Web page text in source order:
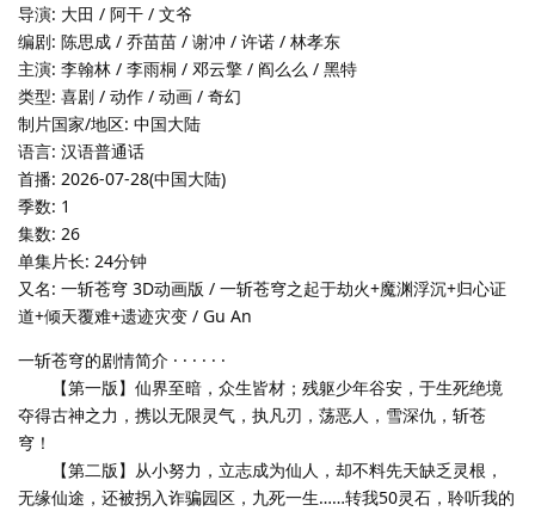
导演: 大田 / 阿干 / 文爷
编剧: 陈思成 / 乔苗苗 / 谢冲 / 许诺 / 林孝东
主演: 李翰林 / 李雨桐 / 邓云擎 / 阎么么 / 黑特
类型: 喜剧 / 动作 / 动画 / 奇幻
制片国家/地区: 中国大陆
语言: 汉语普通话
首播: 2026-07-28(中国大陆)
季数: 1
集数: 26
单集片长: 24分钟
又名: 一斩苍穹 3D动画版 / 一斩苍穹之起于劫火+魔渊浮沉+归心证
道+倾天覆难+遗迹灾变 / Gu An
一斩苍穹的剧情简介 · · · · · ·
【第一版】仙界至暗，众生皆材；残躯少年谷安，于生死绝境
夺得古神之力，携以无限灵气，执凡刃，荡恶人，雪深仇，斩苍
穹！
【第二版】从小努力，立志成为仙人，却不料先天缺乏灵根，
无缘仙途，还被拐入诈骗园区，九死一生……转我50灵石，聆听我的